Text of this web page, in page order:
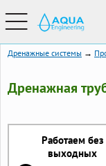
Дренажные системы →
Дренажная
Работаем без
выходных